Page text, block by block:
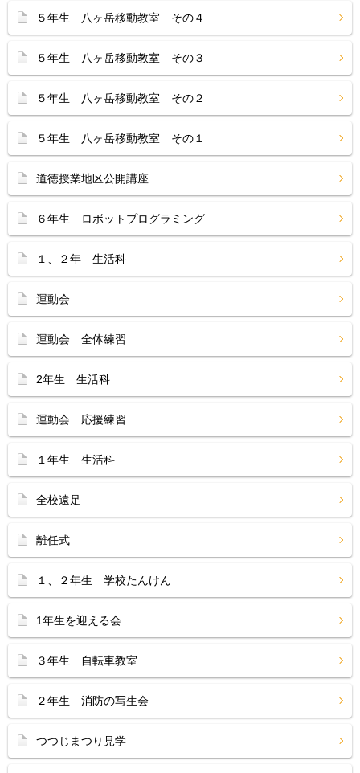
５年生 八ヶ岳移動教室 その４
５年生 八ヶ岳移動教室 その３
５年生 八ヶ岳移動教室 その２
５年生 八ヶ岳移動教室 その１
道徳授業地区公開講座
６年生 ロボットプログラミング
１、２年 生活科
運動会
運動会 全体練習
2年生 生活科
運動会 応援練習
１年生 生活科
全校遠足
離任式
１、２年生 学校たんけん
1年生を迎える会
３年生 自転車教室
２年生 消防の写生会
つつじまつり見学